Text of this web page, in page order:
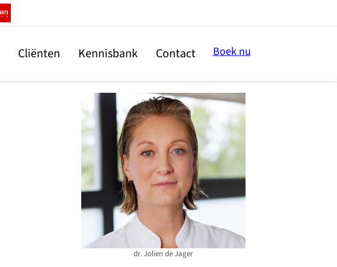
Cliënten Kennisbank Contact Boek nu
dr. Jolien de Jager